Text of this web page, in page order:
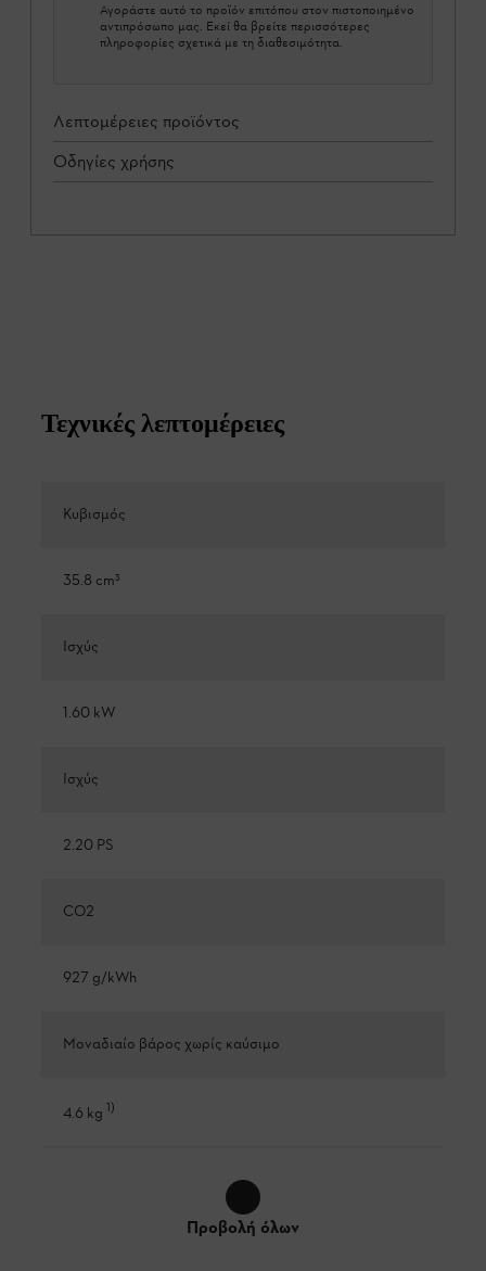
Αγοράστε αυτό το προϊόν επιτόπου στον πιστοποιημένο
αντιπρόσωπο μας. Εκεί θα βρείτε περισσότερες
πληροφορίες σχετικά με τη διαθεσιμότητα.
Λεπτομέρειες προϊόντος
Οδηγίες χρήσης
Τεχνικές λεπτομέρειες
Κυβισμός
35.8 cm³
Ισχύς
1.60 kW
Ισχύς
2.20 PS
CO2
927 g/kWh
Μοναδιαίο βάρος χωρίς καύσιμο
4.6 kg 1)
Προβολή όλων